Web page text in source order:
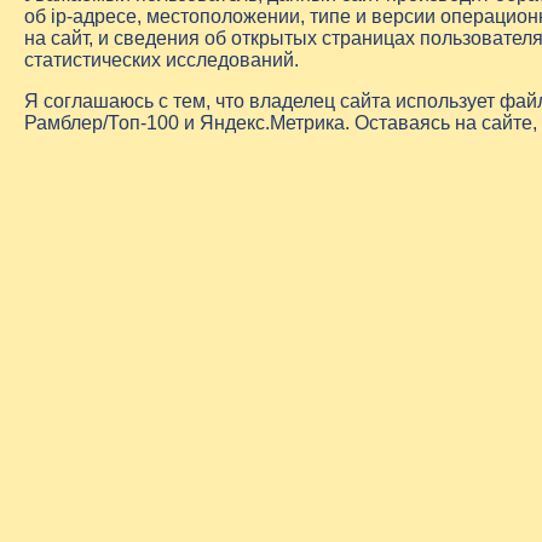
об ip-адресе, местоположении, типе и версии
на сайт, и сведения об открытых страницах
статистических исследований.
Я соглашаюсь с тем, что владелец сайта использует
Рамблер/Топ-100 и Яндекс.Метрика. Оставаясь на